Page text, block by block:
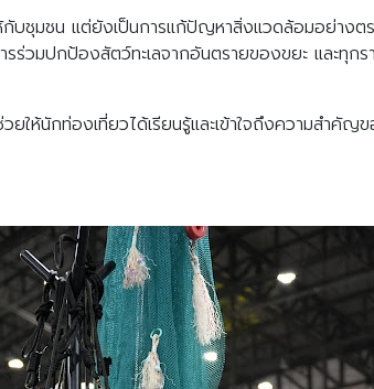
ห้กับชุมชน แต่ยังเป็นการแก้ปัญหาสิ่งแวดล้อมอย่าง
วมปกป้องสัตว์ทะเลจากอันตรายของขยะ และทุก
ห้นักท่องเที่ยวได้เรียนรู้และเข้าใจถึงความสำคัญ